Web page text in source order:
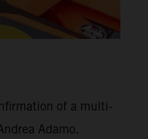
of a multi-
Adamo.